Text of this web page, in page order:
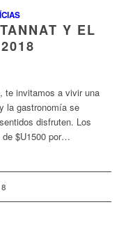
Y EL
te invitamos a vivir una
la gastronomía se
disfruten. Los
$U1500 por…